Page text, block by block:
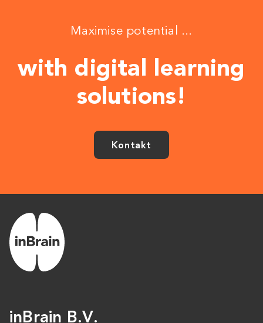
Maximise potential ...
with digital learning
solutions!
Kontakt
inBrain B.V.